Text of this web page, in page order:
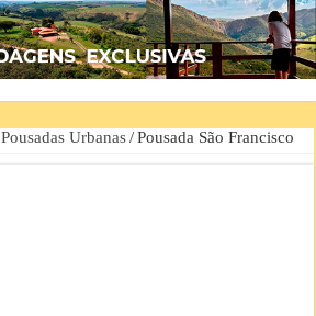
Pousadas Urbanas / Pousada São Francisco